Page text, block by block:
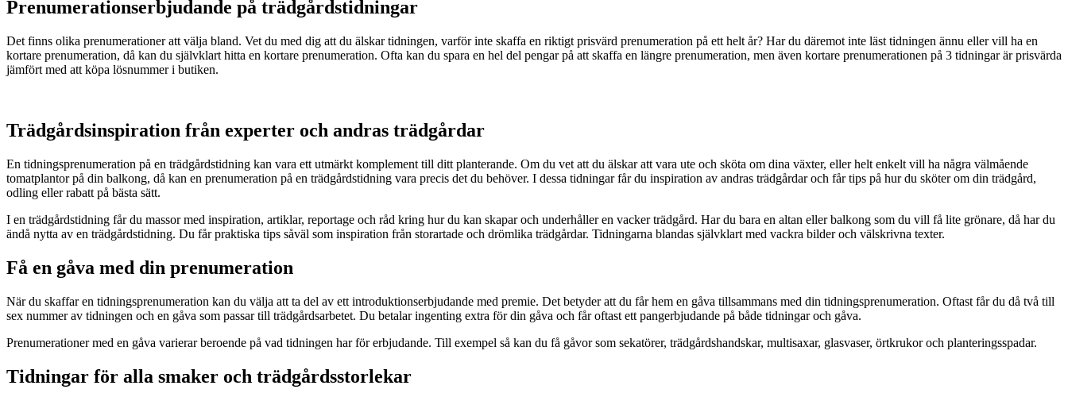
Prenumerationserbjudande på trädgårdstidningar
Det finns olika prenumerationer att välja bland. Vet du med dig att du älskar tidningen, varför inte skaffa en riktigt prisvärd prenumeration på ett helt år? Har du däremot inte läst tidningen ännu eller vill ha en
kortare prenumeration, då kan du självklart hitta en kortare prenumeration. Ofta kan du spara en hel del pengar på att skaffa en längre prenumeration, men även kortare prenumerationen på 3 tidningar är prisvärda
jämfört med att köpa lösnummer i butiken.
Trädgårdsinspiration från experter och andras trädgårdar
En tidningsprenumeration på en trädgårdstidning kan vara ett utmärkt komplement till ditt planterande. Om du vet att du älskar att vara ute och sköta om dina växter, eller helt enkelt vill ha några välmående
tomatplantor på din balkong, då kan en prenumeration på en trädgårdstidning vara precis det du behöver. I dessa tidningar får du inspiration av andras trädgårdar och får tips på hur du sköter om din trädgård,
odling eller rabatt på bästa sätt.
I en trädgårdstidning får du massor med inspiration, artiklar, reportage och råd kring hur du kan skapar och underhåller en vacker trädgård. Har du bara en altan eller balkong som du vill få lite grönare, då har du
ändå nytta av en trädgårdstidning. Du får praktiska tips såväl som inspiration från storartade och drömlika trädgårdar. Tidningarna blandas självklart med vackra bilder och välskrivna texter.
Få en gåva med din prenumeration
När du skaffar en tidningsprenumeration kan du välja att ta del av ett introduktionserbjudande med premie. Det betyder att du får hem en gåva tillsammans med din tidningsprenumeration. Oftast får du då två till
sex nummer av tidningen och en gåva som passar till trädgårdsarbetet. Du betalar ingenting extra för din gåva och får oftast ett pangerbjudande på både tidningar och gåva.
Prenumerationer med en gåva varierar beroende på vad tidningen har för erbjudande. Till exempel så kan du få gåvor som sekatörer, trädgårdshandskar, multisaxar, glasvaser, örtkrukor och planteringsspadar.
Tidningar för alla smaker och trädgårdsstorlekar